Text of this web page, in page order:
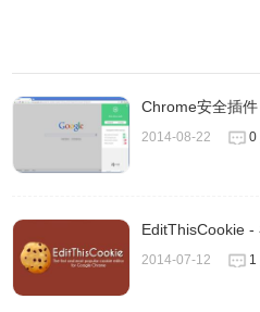
Chrome安全插
2014-08-22 0
EditThisCookie -
2014-07-12 1